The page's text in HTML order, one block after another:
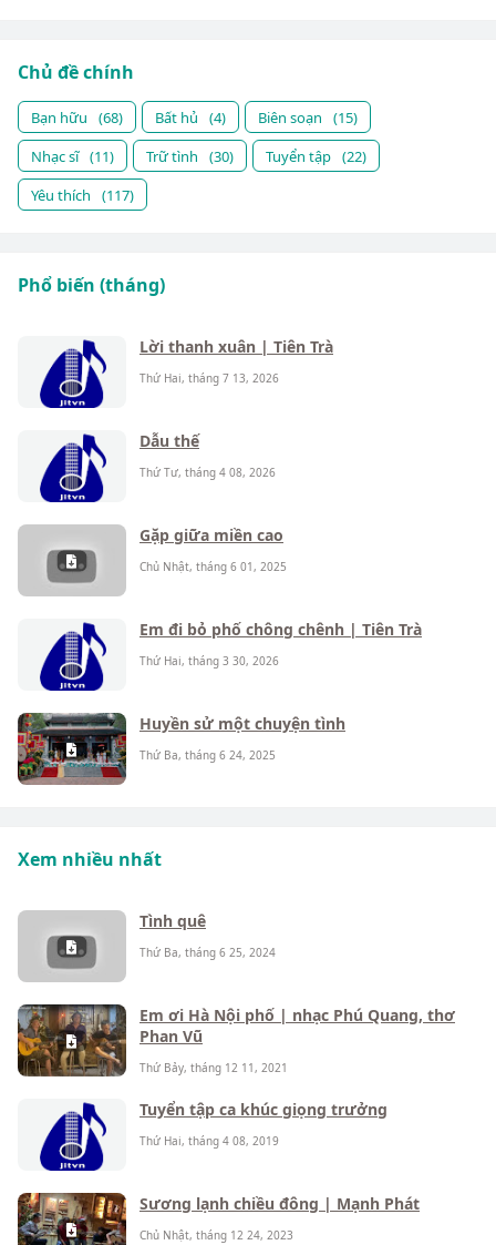
Chủ đề chính
Bạn hữu (68) Bất hủ (4) Biên soạn
(15)
Nhạc sĩ (11) Trữ tình (30) Tuyển tập (22)
Yêu thích
(117)
Phổ biến (tháng)
Lời thanh xuân | Tiên Trà
Thứ Hai, tháng 7 13, 2026
Dẫu thế
Thứ Tư, tháng 4 08, 2026
Gặp giữa miền cao
Chủ Nhật, tháng 6 01, 2025
Em đi bỏ phố chông chênh | Tiên Trà
Thứ Hai, tháng 3 30, 2026
Huyền sử một chuyện tình
Thứ Ba, tháng 6 24, 2025
Xem nhiều nhất
Tình quê
Thứ Ba, tháng 6 25, 2024
Em ơi Hà Nội phố | nhạc Phú Quang, thơ
Phan Vũ
Thứ Bảy, tháng 12 11, 2021
Tuyển tập ca khúc giọng trưởng
Thứ Hai, tháng 4 08, 2019
Sương lạnh chiều đông | Mạnh Phát
Chủ Nhật, tháng 12 24, 2023